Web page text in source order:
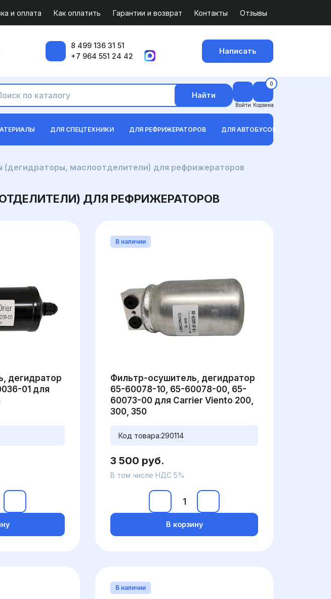
и оплата Как оплатить Гарантии и возврат Контакты Отзывы
8 499 136 31 51
+7 964 551 24 42
Написать
Найти
Войти
0
Корзина
ДЛЯ СПЕЦТЕХНИКИ ДЛЯ РЕФРИЖЕРАТОРОВ ДЛЯ АВТОБУСОВ
(дегидраторы, маслоотделители) для рефрижераторов
ДЛЯ РЕФРИЖЕРАТОРОВ
дегидратор
01 для
В наличии
Фильтр-осушитель, дегидратор
65-60078-10, 65-60078-00, 65-
60073-00 для Carrier Viento 200,
300, 350
Код товара:290114
3 500 руб.
В том числе НДС 5%
В корзину
В наличии